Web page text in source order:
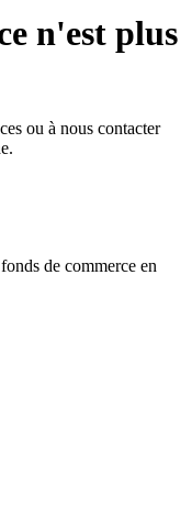
n'est plus
ou à nous contacter
de commerce en